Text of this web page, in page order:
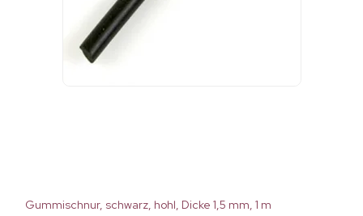
Gummischnur, schwarz, hohl, Dicke 1,5 mm, 1 m